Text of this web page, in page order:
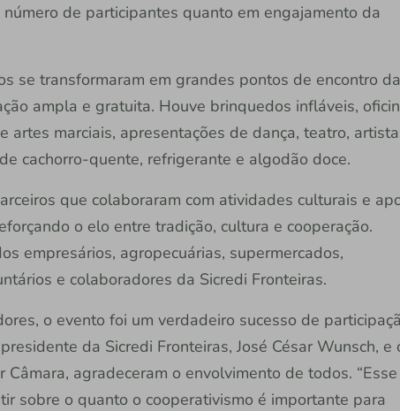
de participantes quanto em engajamento da
se transformaram em grandes pontos de encontro
ampla e gratuita. Houve brinquedos infláveis,
artes marciais, apresentações de dança, teatro,
cachorro-quente, refrigerante e algodão doce.
que colaboraram com atividades culturais e
o elo entre tradição, cultura e cooperação.
empresários, agropecuárias, supermercados,
e colaboradores da Sicredi Fronteiras.
o evento foi um verdadeiro sucesso de
da Sicredi Fronteiras, José César Wunsch, e
Câmara, agradeceram o envolvimento de todos. “Esse
sobre o quanto o cooperativismo é importante para